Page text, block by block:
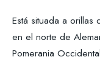
Está situada a orillas
en el norte de
Pomerania